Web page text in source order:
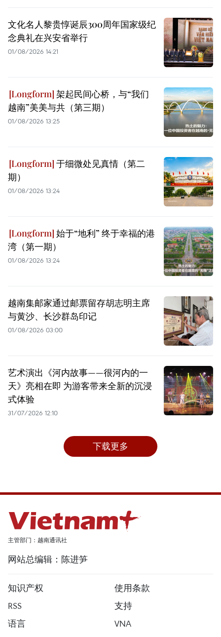
文化名人黎贵惇诞辰300周年国家级纪
念典礼在兴安省举行
01/08/2026 14:21
架起民间心桥，与“我们
越南”美美与共（第三期）
01/08/2026 13:25
于细微处见真情（第二
期）
01/08/2026 13:24
始于“地利” 终于幸福的港
湾（第一期）
01/08/2026 13:24
越南集邮家通过邮票留存胡志明主席
与黄沙、长沙群岛印记
01/08/2026 03:00
艺术演出《河内故事——很河内的一
天》亮相在即 为游客带来全新的沉浸
式体验
31/07/2026 12:10
下载更多
主管部门：越南通讯社
网站总编辑：陈进笋
知识产权
使用条款
RSS
支持
语言
VNA